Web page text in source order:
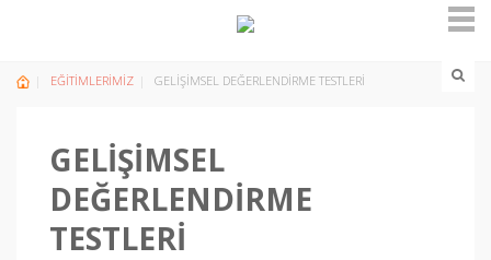
EĞİTİMLERİMİZ GELİŞİMSEL DEĞERLENDİRME TESTLERİ
GELİŞİMSEL
DEĞERLENDİRME
TESTLERİ